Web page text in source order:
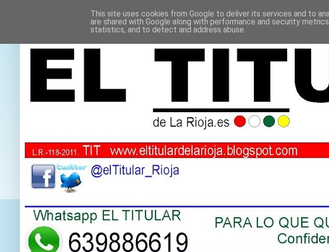
This site uses cookies from Google to deliver its services and to
are shared with Google along with performance and security
statistics, and to detect and address abuse.